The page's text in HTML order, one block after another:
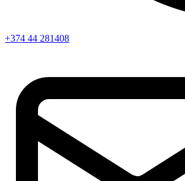
+374 44 281408